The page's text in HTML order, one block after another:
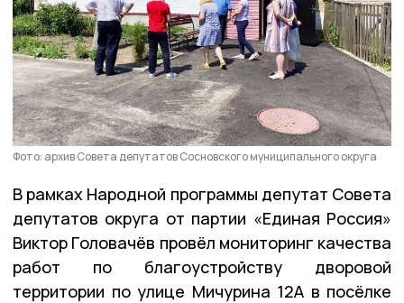
Фото: архив Совета депутатов Сосновского муниципального округа
В рамках Народной программы депутат Совета
депутатов округа от партии «Единая Россия»
Виктор Головачёв провёл мониторинг качества
работ по благоустройству дворовой
территории по улице Мичурина 12А в посёлке